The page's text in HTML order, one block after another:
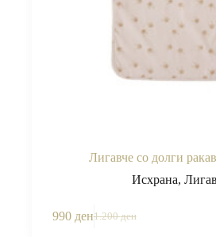
Лигавче со долги
Исхрана,
1.200ден
990 ден